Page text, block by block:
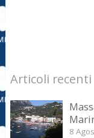
Articoli recenti
8